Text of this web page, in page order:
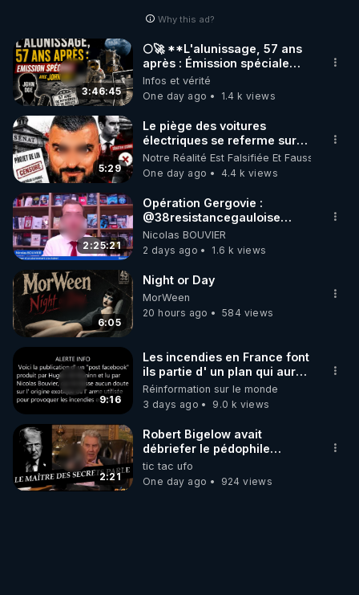
Why this ad?
3:46:45
🌕🚀 **L'alunissage, 57 ans
après : Émission spéciale
avec John Doe !** 👨 🚀✨
Infos et vérité
One day ago
1.4 k views
5:29
Le piège des voitures
électriques se referme sur
les usagers !
Notre Réalité Est Falsifiée Et Fausse
One day ago
4.4 k views
2:25:21
Opération Gergovie :
‪@38resistancegauloise‬
‪@MarionSigautOfficiel‬
‪@gladysriifard5710‬ Laëtitia
Nicolas BOUVIER
2 days ago
1.6 k views
6:05
Night or Day
MorWeen
20 hours ago
584 views
9:16
Les incendies en France font
ils partie d' un plan qui aurait
débuté le 11 septembre 2001
?
Réinformation sur le monde
3 days ago
9.0 k views
2:21
Robert Bigelow avait
débriefer le pédophile
génocidaire de donald j
trump
tic tac ufo
One day ago
924 views